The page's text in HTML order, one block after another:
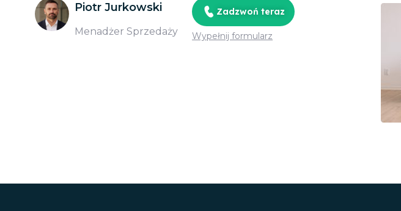
Piotr Jurkowski
Menadżer Sprzedaży
Zadzwoń teraz
Wypełnij formularz